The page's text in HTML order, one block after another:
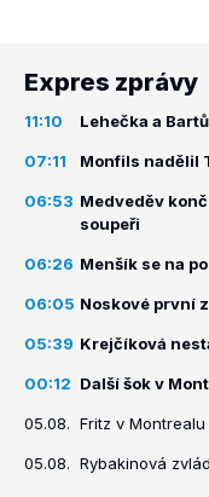
Expres zprávy
11:10 Lehečka a
07:11 Monfils nadělil
06:53 Medveděv
soupeři
06:26 Menšík se na
06:05 Noskové první
05:39 Krejčíková
00:12 Další šok v
05.08. Fritz v
05.08. Rybakinová